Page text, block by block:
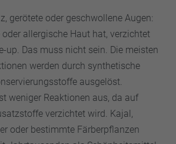
gerötete oder geschwollene Augen:
allergische Haut hat, verzichtet
up. Das muss nicht sein. Die meisten
werden durch synthetische
ausgelöst.
weniger Reaktionen aus, da auf
verzichtet wird. Kajal,
oder bestimmte Färberpflanzen